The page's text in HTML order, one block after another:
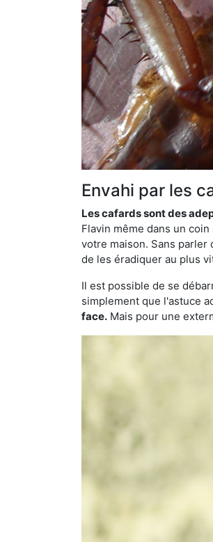
Envahi par les
Les cafards sont des
Flavin même dans un
votre maison. Sans
de les éradiquer au plus
Il est possible de se
simplement que l'astuce
face. Mais pour une